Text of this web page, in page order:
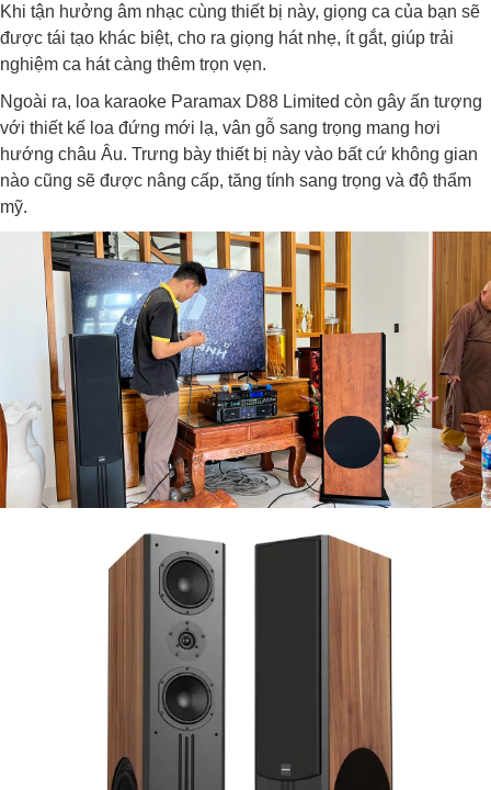
Khi tận hưởng âm nhạc cùng thiết bị này, giọng ca của bạn sẽ
được tái tạo khác biệt, cho ra giọng hát nhẹ, ít gắt, giúp trải
nghiệm ca hát càng thêm trọn vẹn.
Ngoài ra, loa karaoke Paramax D88 Limited còn gây ấn tượng
với thiết kế loa đứng mới lạ, vân gỗ sang trọng mang hơi
hướng châu Âu. Trưng bày thiết bị này vào bất cứ không gian
nào cũng sẽ được nâng cấp, tăng tính sang trọng và độ thẩm
mỹ.